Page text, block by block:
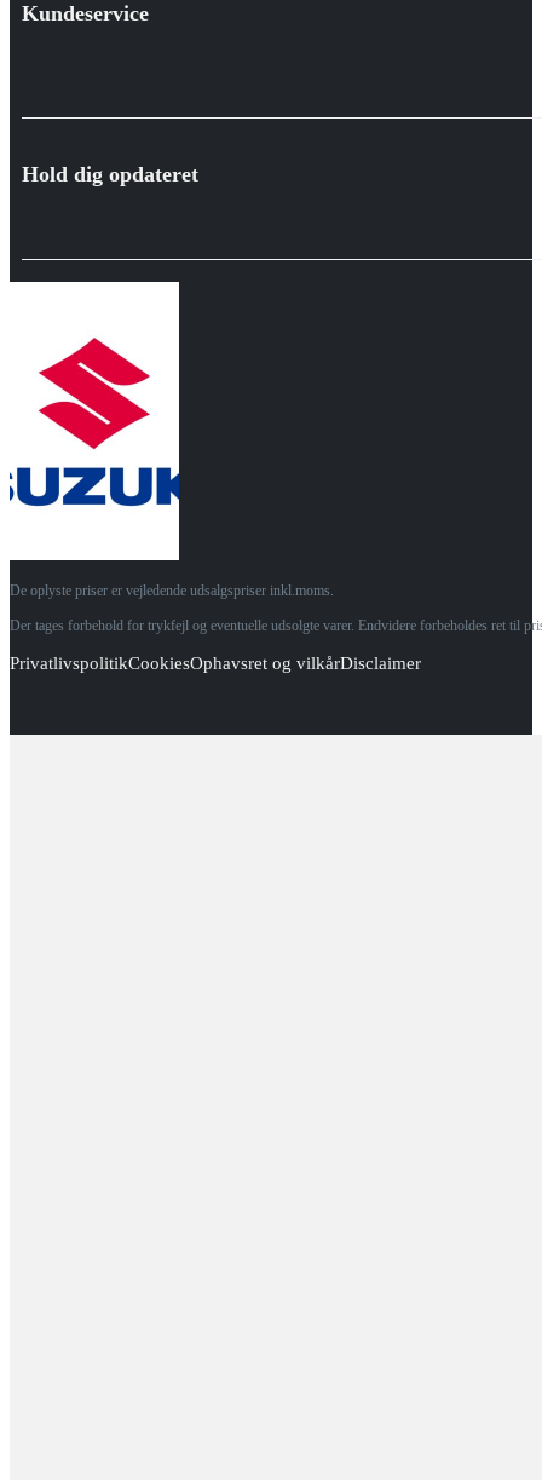
Kundeservice
Hold dig opdateret
De oplyste priser er vejledende udsalgspriser inkl.moms.
Der tages forbehold for trykfejl og eventuelle udsolgte varer. Endvidere forbeholdes ret til
PrivatlivspolitikCookiesOphavsret og vilkårDisclaimer